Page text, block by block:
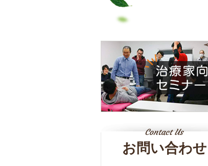
お問い合わせ